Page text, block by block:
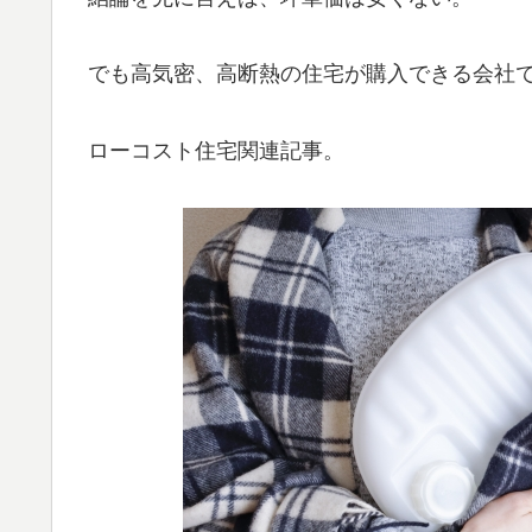
でも高気密、高断熱の住宅が購入できる会社
ローコスト住宅関連記事。